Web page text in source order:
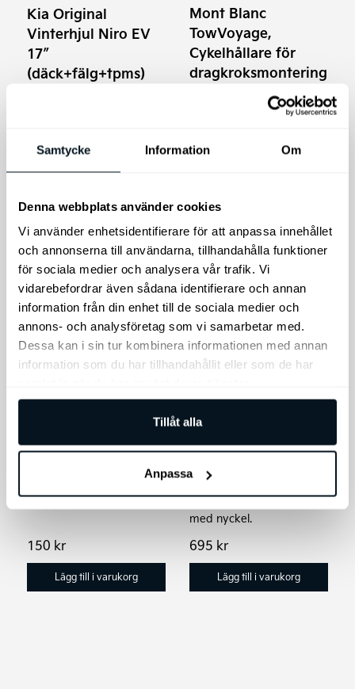
Samtycke Information Om
Denna webbplats använder cookies
Vi använder enhetsidentifierare för att anpassa innehållet
och annonserna till användarna, tillhandahålla funktioner
för sociala medier och analysera vår trafik. Vi
vidarebefordrar även sådana identifierare och annan
information från din enhet till de sociala medier och
annons- och analysföretag som vi samarbetar med.
Dessa kan i sin tur kombinera informationen med annan
information som du har tillhandahållit eller som de har
Tillåt alla
Anpassa
Kia Original
Vinterhjul Niro EV
17″
(däck+fälg+tpms)
19.400kr– krPrisintervall:
19.900 kr
olika
alternativen
kan
väljas
på
Mont Blanc
TowVoyage,
Cykelhållare för
dragkroksmontering
Enkel och smidig
plattformshållare från
3.750 4.569kr
olika
alternativen
kan
väljas
produktsidan
läder
150 kr
Lägg till i varukorg
nyckel
Säkra dina
aluminiumfälgar för stöld
med våra original
låsmuttrar/hjulmuttrar
med nyckel.
695 kr
Lägg till i varukorg